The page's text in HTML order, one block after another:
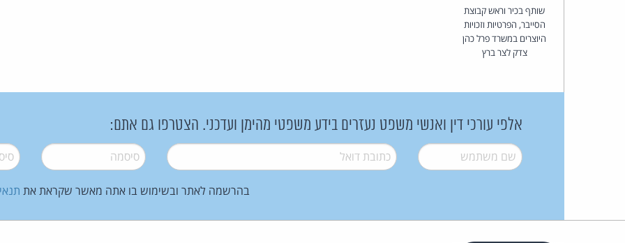
שותף בכיר וראש קבוצת
הסייבר, הפרטיות וזכויות
היוצרים במשרד פרל כהן
צדק לצר ברץ
אלפי עורכי דין ואנשי משפט נעזרים בידע משפטי מהימן ועדכני. הצטרפו גם אתם:
שם משתמש* דואל* סיסמה*
בהרשמה לאתר ובשימוש בו אתה מאשר שקראת את